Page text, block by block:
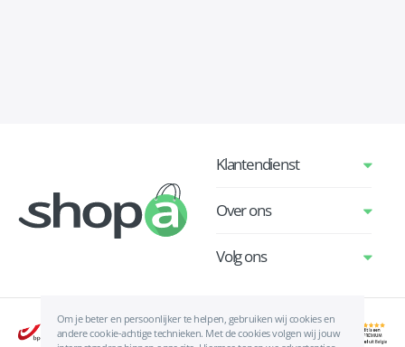
Om je beter en persoonlijker te helpen, gebruiken wij cookies en
andere cookie-achtige technieken. Met de cookies volgen wij jouw
Klantendienst
Over ons
Volg ons